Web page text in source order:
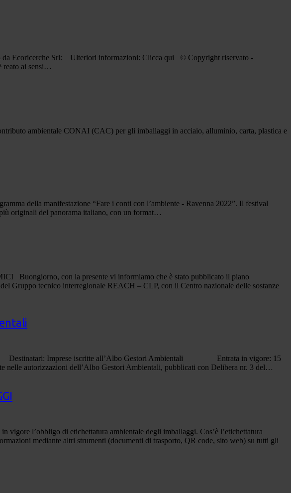
da Ecoricerche Srl: Ulteriori informazioni: Clicca qui © Copyright riservato -
reato ai sensi…
CONAI (CAC) per gli imballaggi in acciaio, alluminio, carta, plastica e
della manifestazione “Fare i conti con l’ambiente - Ravenna 2022”. Il festival
originali del panorama italiano, con un format…
con la presente vi informiamo che è stato pubblicato il piano
Gruppo tecnico interregionale REACH – CLP, con il Centro nazionale delle sostanze
Destinatari: Imprese iscritte all’Albo Gestori Ambientali Entrata in vigore: 15
nelle autorizzazioni dell’Albo Gestori Ambientali, pubblicati con Delibera nr. 3 del…
l’obbligo di etichettatura ambientale degli imballaggi. Cos’è l’etichettatura
mediante altri strumenti (documenti di trasporto, QR code, sito web) su tutti gli